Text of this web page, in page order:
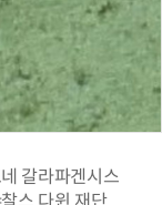
갈라파겐시스